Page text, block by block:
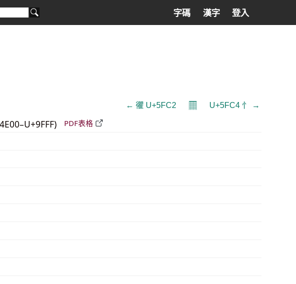
字碼 漢字 登入
← 忂 U+5FC2 𝄜 U+5FC4 忄 →
PDF表格